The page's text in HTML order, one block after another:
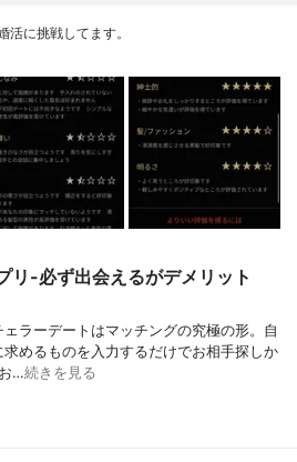
活に挑戦してます。
リ-必ず出会えるがデメリット
ラーデートはマッチングの究極の形。自
めるものを入力するだけでお相手探しか
…続きを見る